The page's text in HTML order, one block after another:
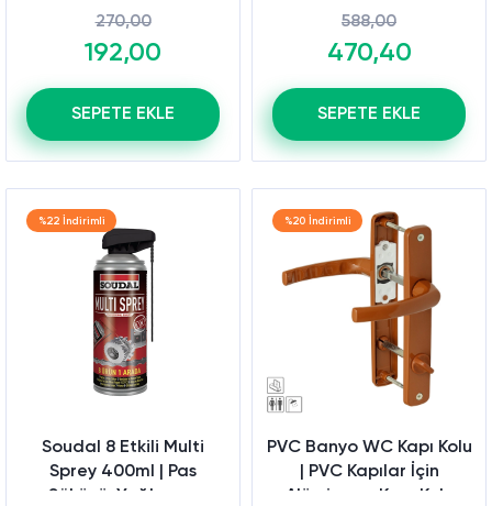
270,00
192,00
SEPETE EKLE
588,00
470,40
SEPETE EKLE
%22 İndirimli
Soudal 8 Etkili Multi
Sprey 400ml | Pas
Sökücü, Yağlayıcı,
%20 İndirimli
PVC Banyo WC Kapı Kolu
| PVC Kapılar İçin
Alüminyum Kapı Kolu